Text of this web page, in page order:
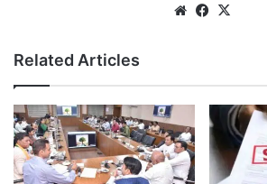
WebsiteFacebook
Related Articles